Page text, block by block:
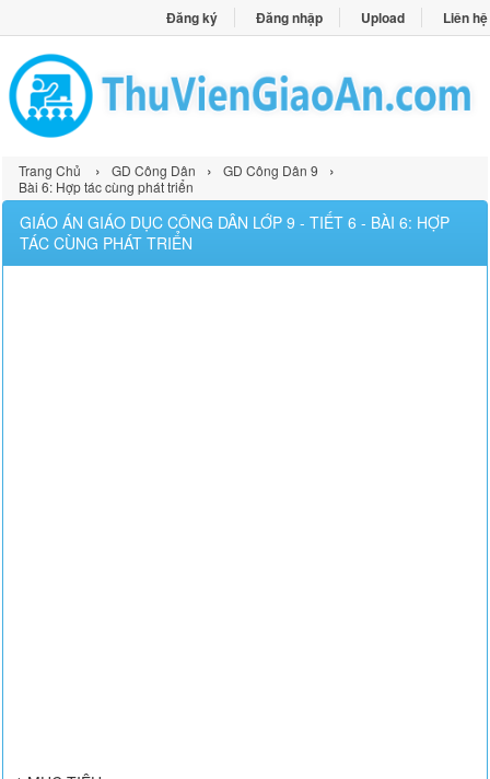
Đăng ký Đăng nhập Upload Liên hệ
Trang Chủ › GD Công Dân › GD Công Dân 9 ›
Bài 6: Hợp tác cùng phát triển
GIÁO ÁN GIÁO DỤC CÔNG DÂN LỚP 9 - TIẾT 6 - BÀI 6: HỢP
TÁC CÙNG PHÁT TRIỂN